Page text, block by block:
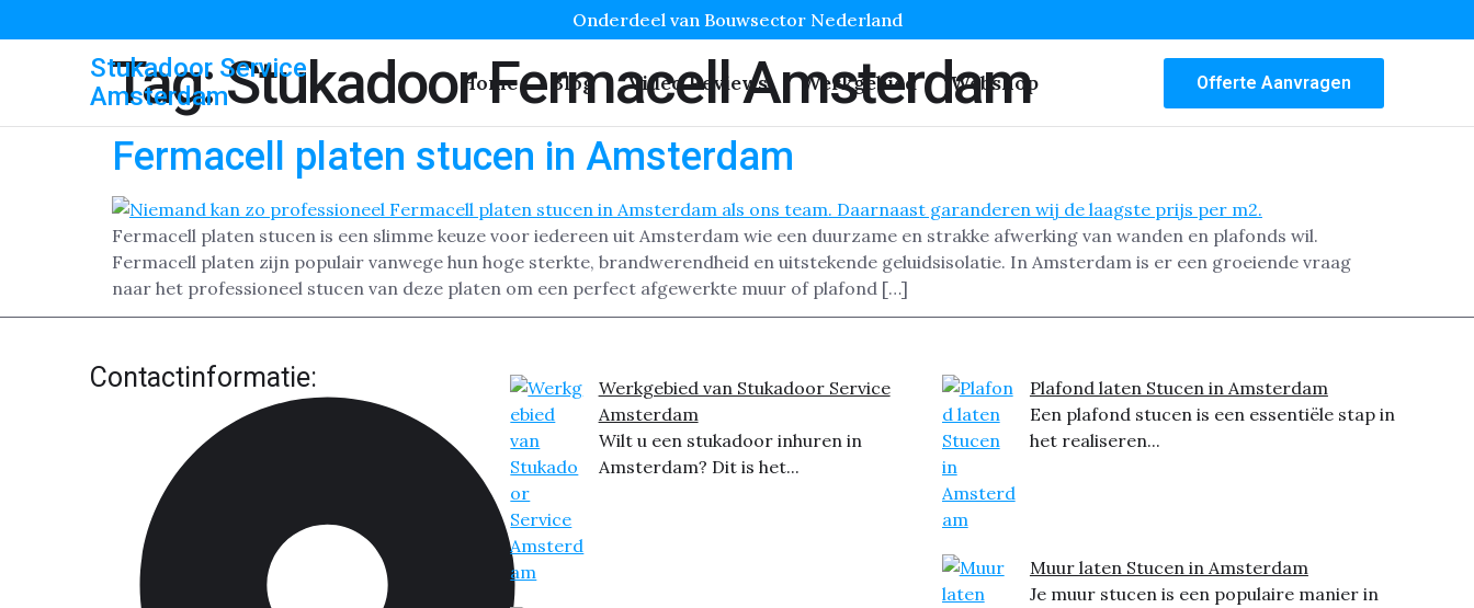
Onderdeel van Bouwsector Nederland
Stukadoor Service
Amsterdam
Home Blog Video Reviews Werkgebied Webshop Offerte Aanvragen
Tag:Stukadoor Fermacell Amsterdam
Fermacell platen stucen in Amsterdam
Fermacell platen stucen is een slimme keuze voor iedereen uit Amsterdam wie een duurzame en strakke afwerking van wanden en plafonds wil.
Fermacell platen zijn populair vanwege hun hoge sterkte, brandwerendheid en uitstekende geluidsisolatie. In Amsterdam is er een groeiende vraag
naar het professioneel stucen van deze platen om een perfect afgewerkte muur of plafond […]
Contactinformatie:
Werkgebied van Stukadoor Service
Amsterdam
Wilt u een stukadoor inhuren in
Amsterdam? Dit is het...
Plafond laten Stucen in Amsterdam
Een plafond stucen is een essentiële stap in
het realiseren...
Muur laten Stucen in Amsterdam
Je muur stucen is een populaire manier in